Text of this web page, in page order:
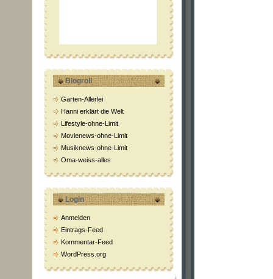
Blogroll
Garten-Allerlei
Hanni erklärt die Welt
Lifestyle-ohne-Limit
Movienews-ohne-Limit
Musiknews-ohne-Limit
Oma-weiss-alles
Login
Anmelden
Eintrags-Feed
Kommentar-Feed
WordPress.org